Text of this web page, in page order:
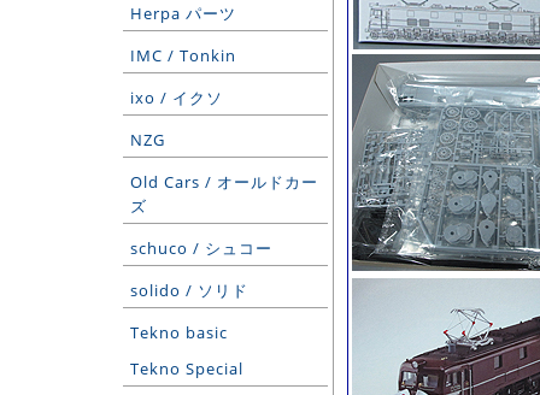
Herpa パーツ
IMC / Tonkin
ixo / イクソ
NZG
Old Cars / オールドカー
ズ
schuco / シュコー
solido / ソリド
Tekno basic
Tekno Special